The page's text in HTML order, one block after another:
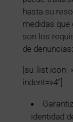
hasta su
medidas que
son los
de denuncias:
[su_list
indent=»4″]
identidad